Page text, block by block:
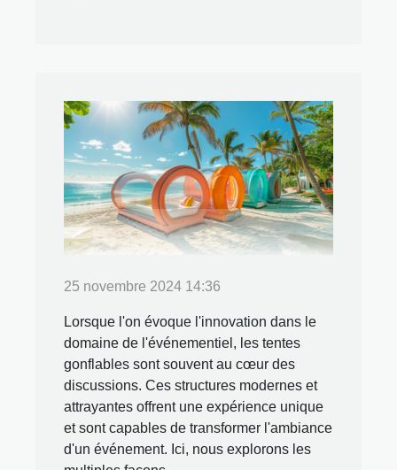
25 novembre 2024 14:36
Lorsque l'on évoque l'innovation dans le
domaine de l'événementiel, les tentes
gonflables sont souvent au cœur des
discussions. Ces structures modernes et
attrayantes offrent une expérience unique
et sont capables de transformer l'ambiance
d'un événement. Ici, nous explorons les